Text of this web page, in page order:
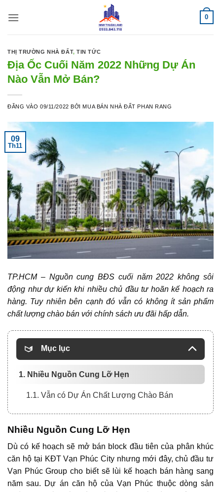
qua
0
THỊ TRƯỜNG NHÀ ĐẤT,TIN TỨC
Địa Ốc Cuối Năm 2022 Những Dự Án
Nào Vẫn Mở Bán?
ĐĂNG VÀO09/11/2022 BỞI MUA BÁN NHÀ ĐẤT PHAN RANG
09
Th11
TP.HCM – Nguồn cung BĐS cuối năm 2022 không sôi
động như dự kiến khi nhiều chủ đầu tư hoãn kế hoạch ra
hàng. Tuy nhiên bên cạnh đó vẫn có không ít sản phẩm
chất lượng chào bán với chính sách ưu đãi hấp dẫn.
Mục lục
1. Nhiều Nguồn Cung Lỡ Hẹn
1.1. Vẫn có Dự Án Chất Lượng Chào Bán
Nhiều Nguồn Cung Lỡ Hẹn
Dù có kế hoạch sẽ mở bán block đầu tiên của phân khúc
căn hộ tại KĐT Vạn Phúc City nhưng mới đây, chủ đầu tư
Vạn Phúc Group cho biết sẽ lùi kế hoạch bán hàng sang
năm sau. Dự án căn hộ của Vạn Phúc thuộc dòng sản